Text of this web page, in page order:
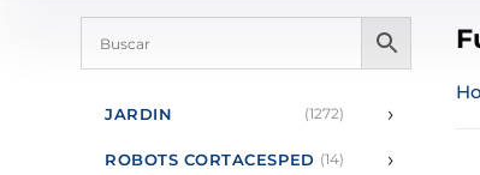
JARDIN (1272) ›
ROBOTS CORTACESPED (14) ›